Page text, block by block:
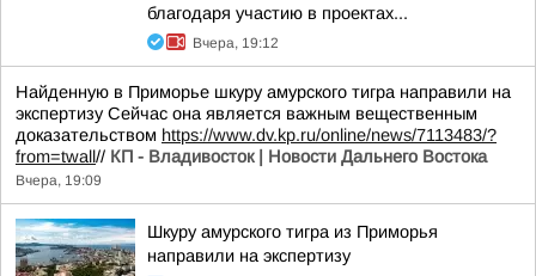
благодаря участию в проектах...
Вчера, 19:12
Найденную в Приморье шкуру амурского тигра направили на
экспертизу Сейчас она является важным вещественным
доказательством https://www.dv.kp.ru/online/news/7113483/?
from=twall// КП - Владивосток | Новости Дальнего Востока
Вчера, 19:09
Шкуру амурского тигра из Приморья
направили на экспертизу